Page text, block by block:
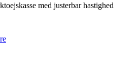
med justerbar hastighed